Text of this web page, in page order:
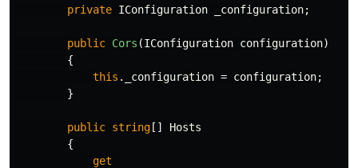
private IConfiguration _configuration;
public Cors (IConfiguration configuration)
{
this . _configuration = configuration;
}
public string []
Hosts
{
get